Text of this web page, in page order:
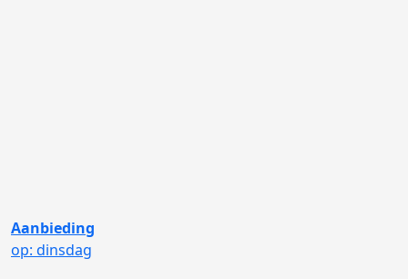
Aanbieding
op: dinsdag